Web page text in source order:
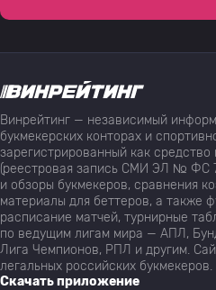
Винрейтинг — независимый
букмекерских конторах и
зарегистрированный как
(реестровая запись СМИ ЭЛ № ФС
и обзоры букмекеров, сравнения
материалы для беттеров, а также
расписание матчей, турнирные
по ведущим лигам мира — АПЛ,
Лига Чемпионов, РПЛ и другим.
легальных российских букмекеров.
Скачать приложение